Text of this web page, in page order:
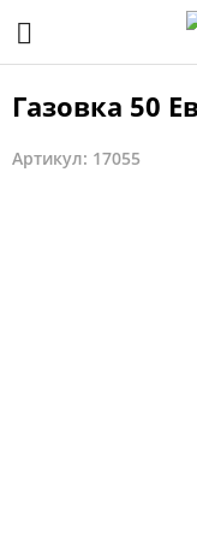
Газовка 50
Артикул: 17055